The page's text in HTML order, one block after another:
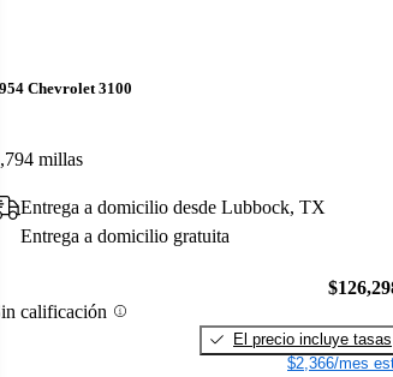
Chevrolet 3100
millas
Entrega a domicilio desde Lubbock, TX
Entrega a domicilio gratuita
calificación
El precio incluye tasas
$2,366/mes